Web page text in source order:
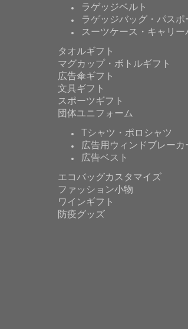
ラゲッジベルト
ラゲッジバッグ・パスポ
スーツケース・キャリー
タオルギフト
マグカップ・ボトルギフト
広告傘ギフト
文具ギフト
スポーツギフト
団体ユニフォーム
Tシャツ・ポロシャツ
広告用ウィンドブレーカ
広告ベスト
エコバッグカスタマイズ
ファッション小物
ワインギフト
防疫グッズ